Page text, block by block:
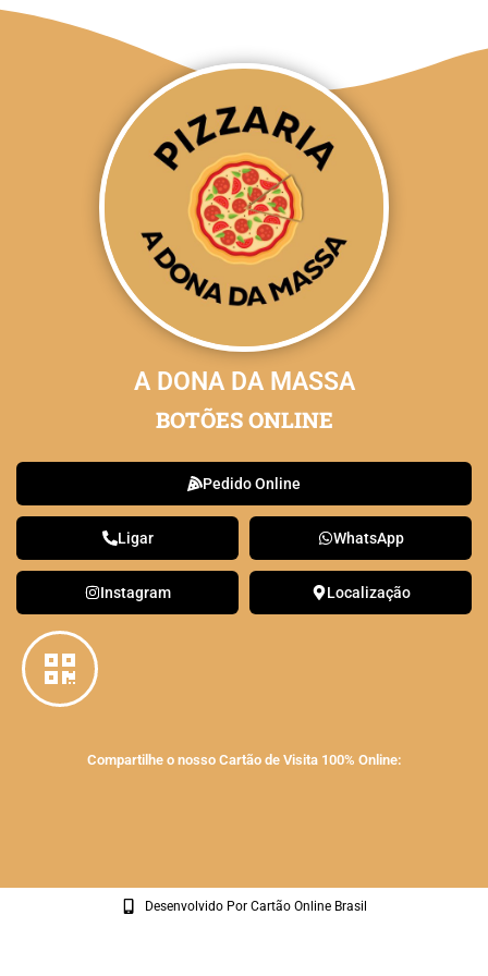
A DONA DA MASSA
BOTÕES ONLINE
Pedido Online
Ligar WhatsApp
Instagram Localização
Compartilhe o nosso Cartão de Visita 100% Online:
Desenvolvido Por Cartão Online Brasil